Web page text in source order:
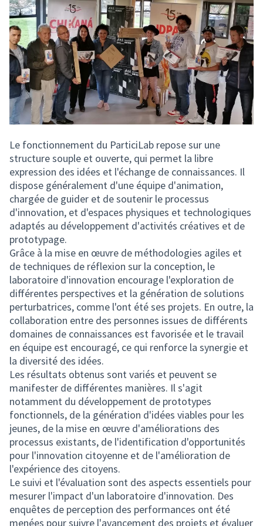
Le fonctionnement du ParticiLab repose sur une
structure souple et ouverte, qui permet la libre
expression des idées et l'échange de connaissances. Il
dispose généralement d'une équipe d'animation,
chargée de guider et de soutenir le processus
d'innovation, et d'espaces physiques et technologiques
adaptés au développement d'activités créatives et de
prototypage.
Grâce à la mise en œuvre de méthodologies agiles et
de techniques de réflexion sur la conception, le
laboratoire d'innovation encourage l'exploration de
différentes perspectives et la génération de solutions
perturbatrices, comme l'ont été ses projets. En outre, la
collaboration entre des personnes issues de différents
domaines de connaissances est favorisée et le travail
en équipe est encouragé, ce qui renforce la synergie et
la diversité des idées.
Les résultats obtenus sont variés et peuvent se
manifester de différentes manières. Il s'agit
notamment du développement de prototypes
fonctionnels, de la génération d'idées viables pour les
jeunes, de la mise en œuvre d'améliorations des
processus existants, de l'identification d'opportunités
pour l'innovation citoyenne et de l'amélioration de
l'expérience des citoyens.
Le suivi et l'évaluation sont des aspects essentiels pour
mesurer l'impact d'un laboratoire d'innovation. Des
enquêtes de perception des performances ont été
menées pour suivre l'avancement des projets et évaluer